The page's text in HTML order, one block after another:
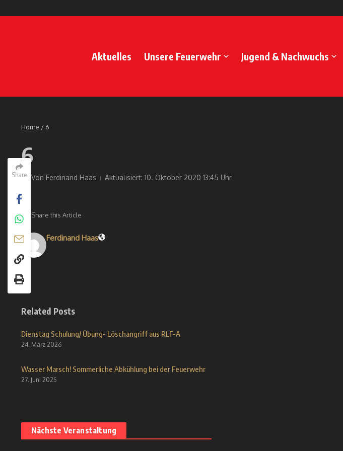
Aktuelles Unsere Feuerwehr Jugend & Nachwuchs
Share
Home / 6
6
Von Ferdinand Haas Aktualisiert: 10. Oktober 2020 13:45 Uhr
Share this Article
Ferdinand Haas
Related Posts
Dienstag Schulung/ Übung- Löschangriff aus RLF-A
24. März 2026
Wasser Marsch! Sommerliche Abkühlung bei der Feuerwehr
27. Juni 2025
Nächste Veranstaltung